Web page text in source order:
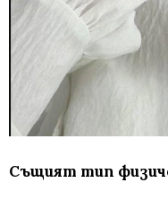
Същият тип